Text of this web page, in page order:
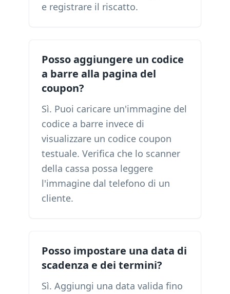
e registrare il riscatto.
Posso aggiungere un codice
a barre alla pagina del
coupon?
Sì. Puoi caricare un'immagine del
codice a barre invece di
visualizzare un codice coupon
testuale. Verifica che lo scanner
della cassa possa leggere
l'immagine dal telefono di un
cliente.
Posso impostare una data di
scadenza e dei termini?
Sì. Aggiungi una data valida fino